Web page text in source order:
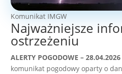
Komunikat IMGW
Najważniejsze
ostrzeżeniu
ALERTY POGODOWE –
komunikat pogodowy oparty o